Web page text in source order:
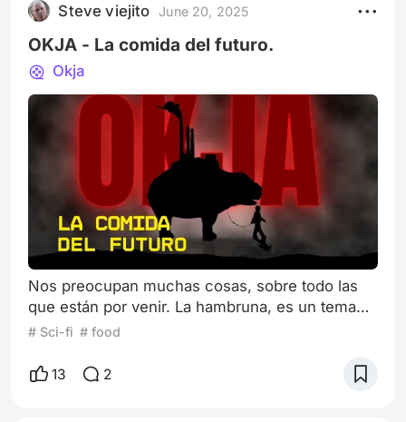
que hace a dos clientes de la misma casa
2025 - Director: Bruno Stagnaro. Netflix ¿Qué
es lo que estamos dispuestos a hac
Steve viejito June 20, 2025
OKJA - La comida del futuro.
Okja
Nos preocupan muchas cosas, sobre todo las
que están por venir. La hambruna, es un tema
que se debate desde que la sociedad se ha
contaminación. Y en un sentido hipotético, haría
# Sci-fi # food
13 2